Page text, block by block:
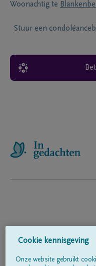
Woonachtig te
Stuur een
Cookie kennisgeving
Onze website gebruikt